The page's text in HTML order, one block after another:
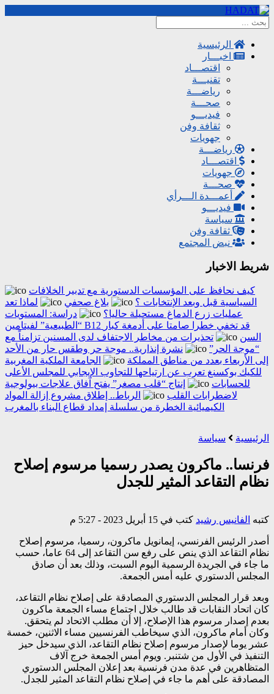
الرئيسية
اخبـــار
اقتصـــاد
تقنيـــة
رياضـــة
صحـــة
فيديـــو
ثقافة وفن
جهويات
رياضـــة
اقتصـــاد
جهويات
صحـــة
أعمـــدة الـــرأي
فيديـــو
سياسة
ثقافة وفن
نبض المجتمع
شريط الاخبار
كيف نحافظ على المؤسسات الدستورية مع تدبير الخلافات
السياسية قبل وبعد الإنتخابات ؟
بلاغ صحفي
لماذا تعد
عمليات زرع الدماغ مستحيلة حاليا؟
دراسة: المستويات
“الطبيعية” لفيتامين B12 قد تخفي خطرا صامتا على أدمغة كبار
السن
تحذيرات من مخاطر الاجتفاف لدى المسنين تزامناً مع
“موجة الحر”
نشرة إنذارية.. موجة حر وطقس حار من الأحد
إلى الأربعاء بعدد من مناطق المملكة
الجامعة الملكية المغربية
للكيك بوكسنغ تعرب عن ارتياحها للتجاوب الإيجابي للمجلس الأعلى
للحسابات
إنتاج “قلب مصغر” يفتح آفاق علاجات بيولوجية
لاضطرابات القلب
الرباط.. إطلاق مشروع إزالة المواد
الكيميائية الخطرة من سلسلة إمداد قطاع البناء بالمغرب
الرئيسية سياسة
فرنسا.. ماكرون يصدر رسميا مرسوم إصلاح
نظام التقاعد المثير للجدل
كتبه الفانيس رشيد كتب في 15 أبريل 2023 - 5:27 م
أصدر الرئيس الفرنسي، إيمانويل ماكرون، رسميا، مرسوم إصلاح
نظام التقاعد الذي ينص على رفع سن التقاعد إلى 64 عاما، حسب
ما جاء في الجريدة الرسمية اليوم السبت، وذلك بعد أن صادق
المجلس الدستوري عليه أمس الجمعة.
وبعد قرار المجلس الدستوري المصادقة على إصلاح نظام التقاعد،
كان اتحاد النقابات قد طالب خلال اجتماع مساء الجمعة ماكرون
بعدم إصدار مرسوم هذا الإصلاح، إلا أن مطلب الاتحاد لم يتحقق.
وكان أمام ماكرون، الذي سيخاطب الفرنسيين مساء الاثنين، خمسة
عشر يوما لإصدار مرسوم إصلاح نظام التقاعد، الذي سيدخل حيز
التنفيذ في الأول من شتنبر. ويوم أمس الجمعة خرج آلاف
المتظاهرين في عدة مدن فرنسية بعد إعلان المجلس الدستوري
المصادقة على أهم ما جاء في إصلاح نظام التقاعد المثير للجدل.